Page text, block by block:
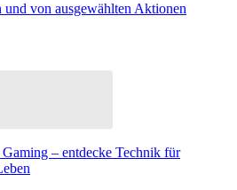
und von ausgewählten Aktionen
– entdecke Technik für